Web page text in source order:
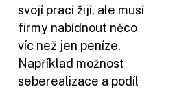
svojí prací žijí, ale musí
firmy nabídnout něco
víc než jen peníze.
Například možnost
seberealizace a podíl